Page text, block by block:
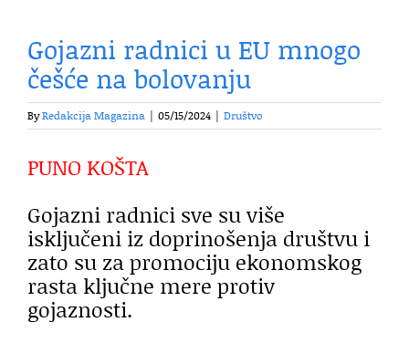
Gojazni radnici u EU mnogo
češće na bolovanju
ByRedakcija Magazina 05/15/2024 Društvo
PUNO KOŠTA
Gojazni radnici sve su više
isključeni iz doprinošenja društvu i
zato su za promociju ekonomskog
rasta ključne mere protiv
gojaznosti.